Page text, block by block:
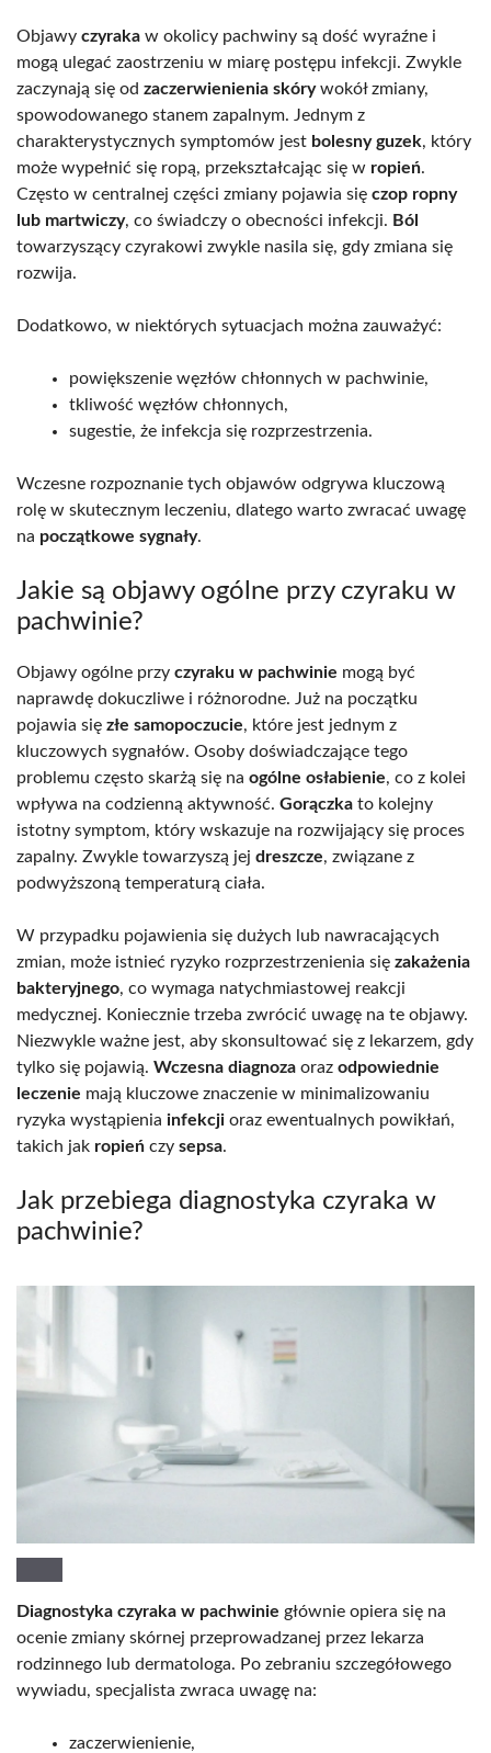
Objawy czyraka w okolicy pachwiny są dość wyraźne i
mogą ulegać zaostrzeniu w miarę postępu infekcji. Zwykle
zaczynają się od zaczerwienienia skórywokół zmiany,
spowodowanego stanem zapalnym. Jednym z
charakterystycznych symptomów jest bolesny guzek, który
może wypełnić się ropą, przekształcając się w ropień.
Często w centralnej części zmiany pojawia się czop ropny
lub martwiczy, co świadczy o obecności infekcji. Ból
towarzyszący czyrakowi zwykle nasila się, gdy zmiana się
rozwija.
Dodatkowo, w niektórych sytuacjach można zauważyć:
powiększenie węzłów chłonnych w pachwinie,
tkliwość węzłów chłonnych,
sugestie, że infekcja się rozprzestrzenia.
Wczesne rozpoznanie tych objawów odgrywa kluczową
rolę w skutecznym leczeniu, dlatego warto zwracać uwagę
na początkowe sygnały.
Jakie są objawy ogólne przy czyraku w
pachwinie?
Objawy ogólne przy czyraku w pachwinie mogą być
naprawdę dokuczliwe i różnorodne. Już na początku
pojawia się złe samopoczucie, które jest jednym z
kluczowych sygnałów. Osoby doświadczające tego
problemu często skarżą się na ogólne osłabienie, co z kolei
wpływa na codzienną aktywność. Gorączka to kolejny
istotny symptom, który wskazuje na rozwijający się proces
zapalny. Zwykle towarzyszą jej dreszcze, związane z
podwyższoną temperaturą ciała.
W przypadku pojawienia się dużych lub nawracających
zmian, może istnieć ryzyko rozprzestrzenienia się zakażenia
bakteryjnego, co wymaga natychmiastowej reakcji
medycznej. Koniecznie trzeba zwrócić uwagę na te objawy.
Niezwykle ważne jest, aby skonsultować się z lekarzem, gdy
tylko się pojawią. Wczesna diagnoza oraz odpowiednie
leczenie mają kluczowe znaczenie w minimalizowaniu
ryzyka wystąpienia infekcji oraz ewentualnych powikłań,
takich jak ropień czy sepsa.
Jak przebiega diagnostyka czyraka w
pachwinie?
Diagnostyka czyraka w pachwinie głównie opiera się na
ocenie zmiany skórnej przeprowadzanej przez lekarza
rodzinnego lub dermatologa. Po zebraniu szczegółowego
wywiadu, specjalista zwraca uwagę na:
zaczerwienienie,